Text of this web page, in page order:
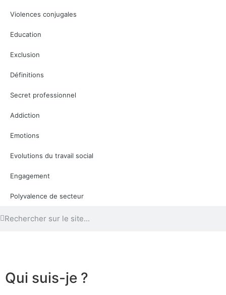
Violences conjugales
Education
Exclusion
Définitions
Secret professionnel
Addiction
Emotions
Evolutions du travail social
Engagement
Polyvalence de secteur
Qui suis-je ?